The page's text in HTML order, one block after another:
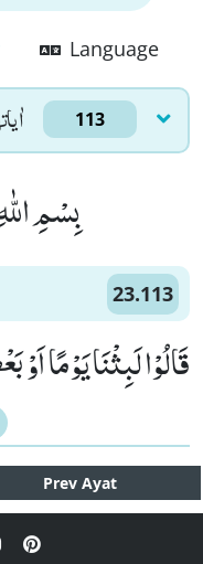
Language
113
بِسْمِ
23.113
قَالُوْا لَبِثْنَا یَوْمًا اَوْ
Prev Ayat